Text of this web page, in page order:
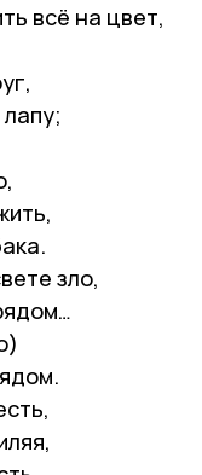
всё на цвет,
зло,